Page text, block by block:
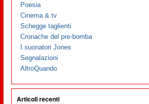
Poesia
Cinema & tv
Schegge taglienti
Cronache del pre-bomba
I suonatori Jones
Segnalazioni
AltroQuando
Articoli recenti